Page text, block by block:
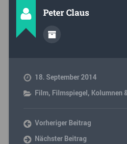
Peter Claus
18. September 2014
Film, Filmspiegel, Kolumnen
Vorheriger Beitrag
Nächster Beitrag